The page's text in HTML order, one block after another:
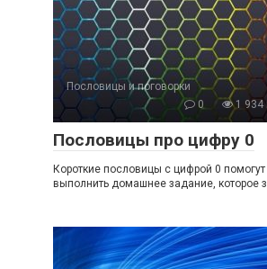
Пословицы и поговорки
0
1 934
Пословицы про цифру 0
Короткие пословицы с цифрой 0
выполнить домашнее задание, которое